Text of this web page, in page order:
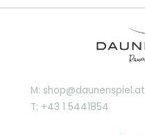
M: shop@daunenspiel.at
T: +43 1 5441854